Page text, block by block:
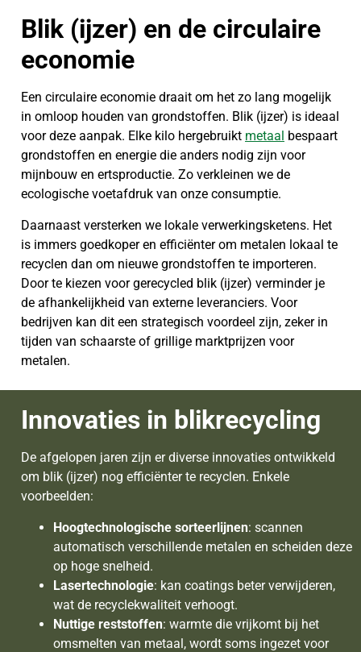
Blik (ijzer) en de circulaire
economie
Een circulaire economie draait om het zo lang mogelijk
in omloop houden van grondstoffen. Blik (ijzer) is ideaal
voor deze aanpak. Elke kilo hergebruikt metaal bespaart
grondstoffen en energie die anders nodig zijn voor
mijnbouw en ertsproductie. Zo verkleinen we de
ecologische voetafdruk van onze consumptie.
Daarnaast versterken we lokale verwerkingsketens. Het
is immers goedkoper en efficiënter om metalen lokaal te
recyclen dan om nieuwe grondstoffen te importeren.
Door te kiezen voor gerecycled blik (ijzer) verminder je
de afhankelijkheid van externe leveranciers. Voor
bedrijven kan dit een strategisch voordeel zijn, zeker in
tijden van schaarste of grillige marktprijzen voor
metalen.
Innovaties in blikrecycling
De afgelopen jaren zijn er diverse innovaties ontwikkeld
om blik (ijzer) nog efficiënter te recyclen. Enkele
voorbeelden:
Hoogtechnologische sorteerlijnen: scannen
automatisch verschillende metalen en scheiden deze
op hoge snelheid.
Lasertechnologie: kan coatings beter verwijderen,
wat de recyclekwaliteit verhoogt.
Nuttige reststoffen: warmte die vrijkomt bij het
omsmelten van metaal, wordt soms ingezet voor